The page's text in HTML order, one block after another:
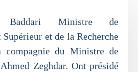
Ministre de
Supérieur et de la Recherche
compagnie du Ministre de
Zeghdar. Ont présidé